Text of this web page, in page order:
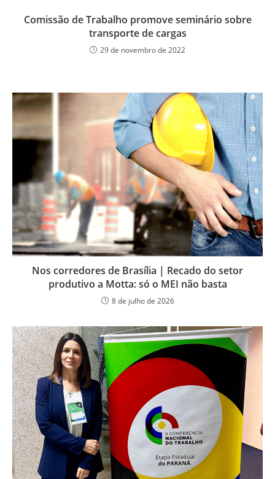
Comissão de Trabalho promove seminário sobre
transporte de cargas
29 de novembro de 2022
Nos corredores de Brasília | Recado do setor
produtivo a Motta: só o MEI não basta
8 de julho de 2026